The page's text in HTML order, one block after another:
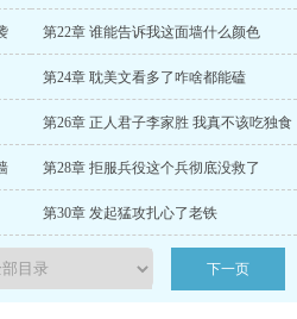
第22章 谁能告诉我这面墙什么颜色
第24章 耽美文看多了咋啥都能磕
第26章 正人君子李家胜 我真不该吃独食
第28章 拒服兵役这个兵彻底没救了
第30章 发起猛攻扎心了老铁
下一页